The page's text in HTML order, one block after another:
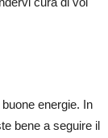
energie. In
bene a seguire il